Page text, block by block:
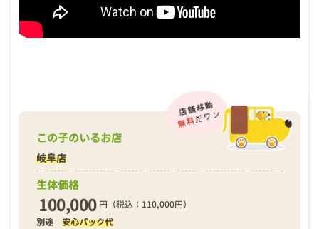
この子のいるお店
岐阜店
生体価格
100,000 円（税込：110,000円）
別途安心パック代